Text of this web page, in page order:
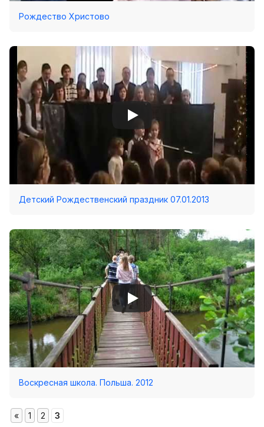
Рождество Христово
Детский Рождественский праздник 07.01.2013
Воскресная школа. Польша. 2012
« 1 2 3